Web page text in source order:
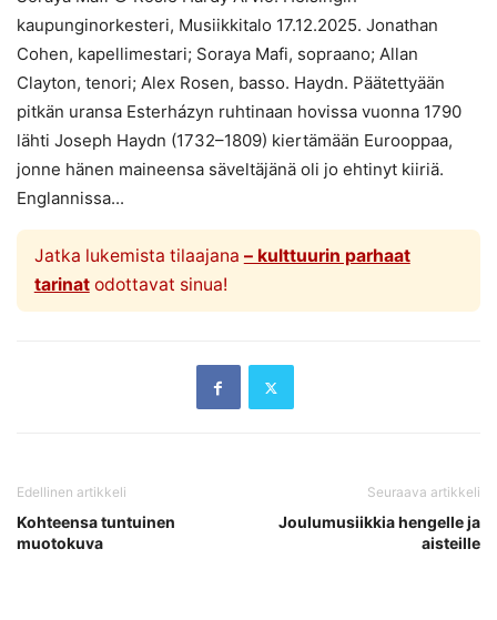
kaupunginorkesteri, Musiikkitalo 17.12.2025. Jonathan
Cohen, kapellimestari; Soraya Mafi, sopraano; Allan
Clayton, tenori; Alex Rosen, basso. Haydn. Päätettyään
pitkän uransa Esterházyn ruhtinaan hovissa vuonna 1790
lähti Joseph Haydn (1732–1809) kiertämään Eurooppaa,
jonne hänen maineensa säveltäjänä oli jo ehtinyt kiiriä.
Englannissa...
Jatka lukemista tilaajana – kulttuurin parhaat
tarinatodottavat sinua!
Edellinen artikkeli
Kohteensa tuntuinen
muotokuva
Seuraava artikkeli
Joulumusiikkia hengelle ja
aisteille